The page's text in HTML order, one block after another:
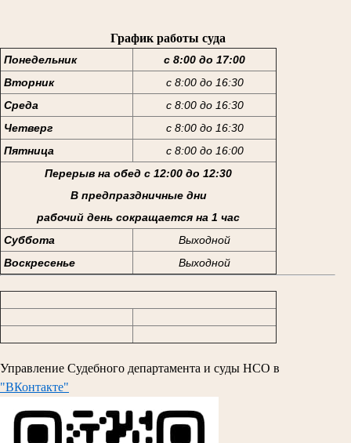
График работы суда
Понедельник
с 8:00 до 17:00
Вторник
с 8:00 до 16:30
Среда
с 8:00 до 16:30
Четверг
с 8:00 до 16:30
Пятница
с 8:00 до 16:00
Перерыв на обед с 12:00 до 12:30
В предпраздничные дни
рабочий день сокращается на 1 час
Суббота
Выходной
Воскресенье
Выходной
Управление Судебного департамента и суды НСО в
"ВКонтакте"